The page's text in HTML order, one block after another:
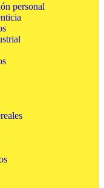
personal